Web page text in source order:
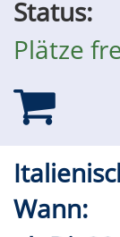
Status:
Plätze
Wann: